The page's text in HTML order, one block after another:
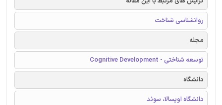
روانشناسی شناخت
مجله
توسعه شناختی - Cognitive Development
دانشگاه
دانشگاه اوپسالا، سوئد